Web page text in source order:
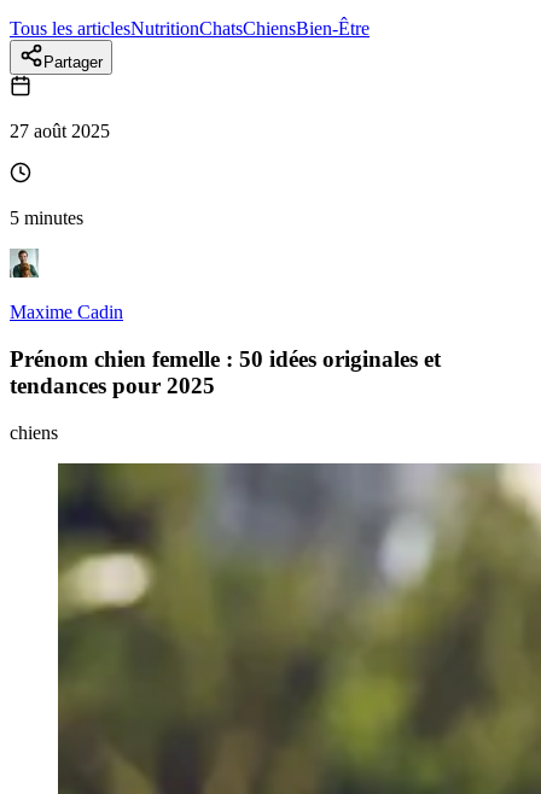
Tous les articlesNutritionChatsChiensBien-Être
Partager
27 août 2025
5 minutes
Maxime Cadin
Prénom chien femelle : 50 idées originales et
tendances pour 2025
chiens